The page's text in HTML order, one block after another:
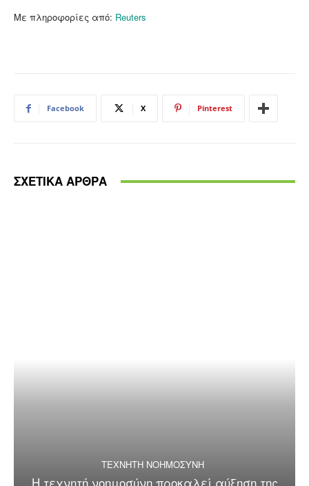
Με πληροφορίες από: Reuters
Facebook X Pinterest
ΣΧΕΤΙΚΑ ΑΡΘΡΑ
ΤΕΧΝΗΤΗ ΝΟΗΜΟΣΥΝΗ
Η τεχνητή νοημοσύνη προκαλεί αύξηση της